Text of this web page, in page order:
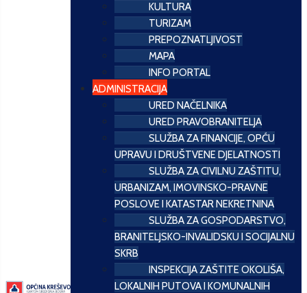
KULTURA
TURIZAM
PREPOZNATLJIVOST
MAPA
INFO PORTAL
ADMINISTRACIJA
URED NAČELNIKA
URED PRAVOBRANITELJA
SLUŽBA ZA FINANCIJE, OPĆU
UPRAVU I DRUŠTVENE DJELATNOSTI
SLUŽBA ZA CIVILNU ZAŠTITU,
URBANIZAM, IMOVINSKO-PRAVNE
POSLOVE I KATASTAR NEKRETNINA
SLUŽBA ZA GOSPODARSTVO,
BRANITELJSKO-INVALIDSKU I SOCIJALNU
SKRB
INSPEKCIJA ZAŠTITE OKOLIŠA,
LOKALNIH PUTOVA I KOMUNALNIH